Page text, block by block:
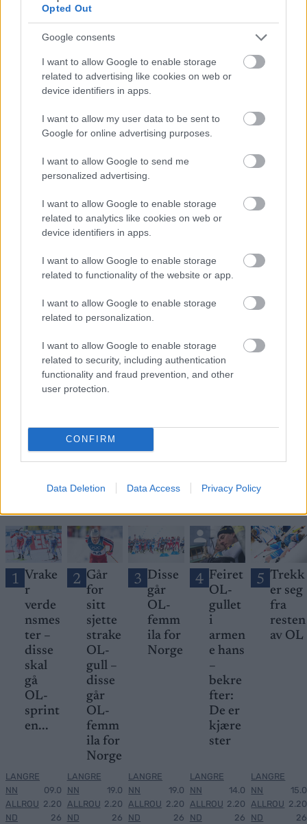
Opted Out
Google consents
I want to allow Google to enable storage
related to advertising like cookies on web or
device identifiers in apps.
I want to allow my user data to be sent to
Google for online advertising purposes.
I want to allow Google to send me
personalized advertising.
I want to allow Google to enable storage
related to analytics like cookies on web or
device identifiers in apps.
I want to allow Google to enable storage
related to functionality of the website or app.
I want to allow Google to enable storage
related to personalization.
I want to allow Google to enable storage
related to security, including authentication
functionality and fraud prevention, and other
user protection.
CONFIRM
Data Deletion Data Access Privacy Policy
Program
Fredag 17. mars:
10km klassisk, individuell start
– 12:00: 10km klassisk, kvinner
– 13:45: 10km klassisk, menn
Detaljer og resultater
Lørdag 18. mars:
– 10:50: Sprint prolog, kvinner og menn
– 13:20: Sprint heat og finaler, kvinner og menn
Detaljer og resultater
Søndag 19. mars:
– 11:15: 4x5km mixed stafett, kvinner og menn
Startlister og starttider, detaljer og resultater
Meld deg på vårt nyhetsbrev
1 Vrake
r
verde
nsmes
ter –
disse
skal
gå
OL-
sprint
en...
LANGRE
NN
ALLROU
ND
09.0
2.20
26
2 Går
for
sitt
sjette
strake
OL-
gull –
disse
går
OL-
femm
ila for
Norge
LANGRE
NN
ALLROU
ND
19.0
2.20
26
3 Disse
går
OL-
femm
ila for
Norge
LANGRE
NN
ALLROU
ND
19.0
2.20
26
4 Feiret
OL-
gullet
i
armen
e hans
–
bekre
fter:
De er
kjære
ster
LANGRE
NN
ALLROU
ND
14.0
2.20
26
5 Trekk
er seg
fra
resten
av OL
LANGRE
NN
ALLROU
ND
15.0
2.20
26